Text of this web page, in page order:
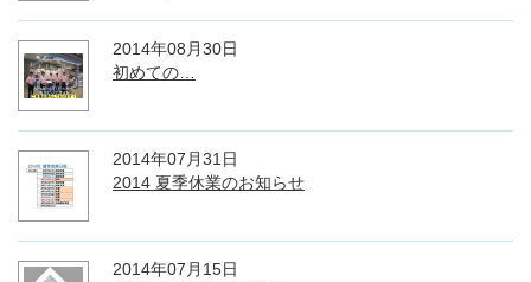
2014年08月30日
初めての…
2014年07月31日
2014 夏季休業のお知らせ
2014年07月15日